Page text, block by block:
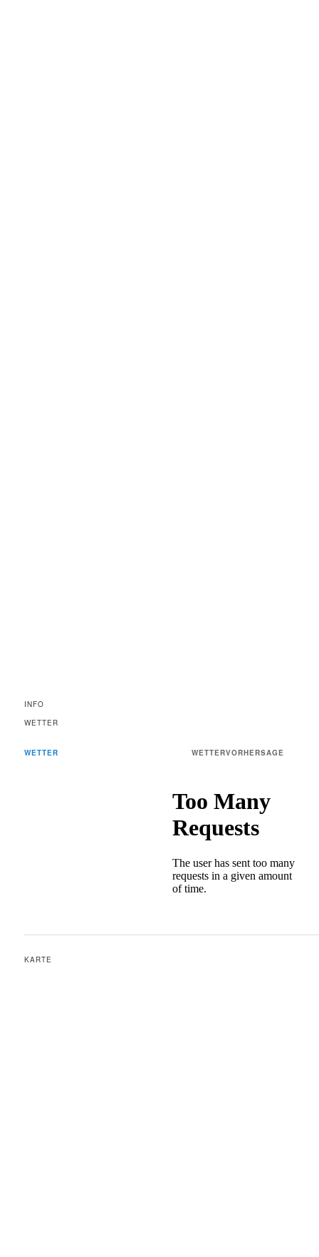
INFO
WETTER
WETTER WETTERVORHERSAGE
KARTE